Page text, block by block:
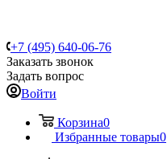
+7 (495) 640-06-76
Заказать звонок
Задать вопрос
Войти
Корзина0
Избранные товары0